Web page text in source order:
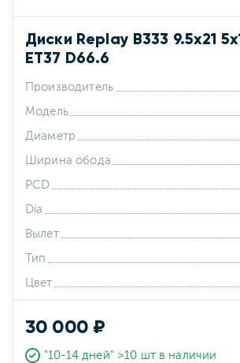
Диски Replay B333 9.5x21
ET37 D66.6
Производитель
Модель
Диаметр
Ширина обода
PCD
Dia
Вылет
Тип
Цвет
30 000 ₽
"10-14 дней" >10 шт в наличии